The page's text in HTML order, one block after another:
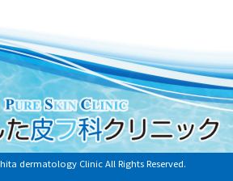
dermatology Clinic All Rights Reserved.